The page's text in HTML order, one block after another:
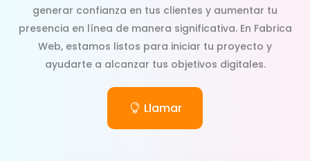
generar confianza en tus clientes y aumentar tu
presencia en línea de manera significativa. En Fabrica
Web, estamos listos para iniciar tu proyecto y
ayudarte a alcanzar tus objetivos digitales.
Llamar